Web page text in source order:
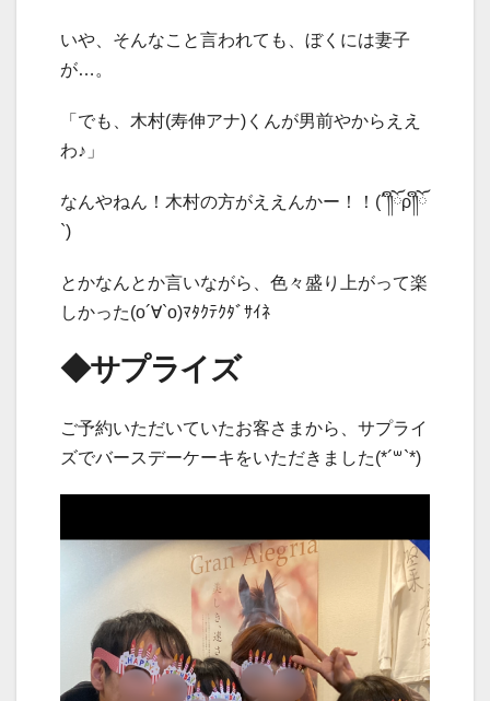
いや、そんなこと言われても、ぼくには妻子
が…。
「でも、木村(寿伸アナ)くんが男前やからええ
わ♪」
なんやねん！木村の方がええんかー！！(´༎ຶོρ༎ຶོ
`)
とかなんとか言いながら、色々盛り上がって楽
しかった(о´∀`о)ﾏﾀｸﾃｸﾀﾞｻｲﾈ
◆サプライズ
ご予約いただいていたお客さまから、サプライ
ズでバースデーケーキをいただきました(*´꒳`*)